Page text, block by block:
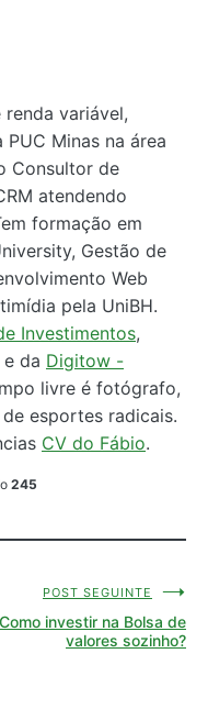
variável,
Minas na área
Consultor de
atendendo
formação em
Gestão de
Web
pela UniBH.
Investimentos,
e da Digitow -
livre é fotógrafo,
esportes radicais.
CV do Fábio.
245
POST SEGUINTE
Como investir na Bolsa de
valores sozinho?